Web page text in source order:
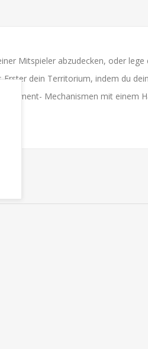
Mitspieler abzudecken, oder
dein Territorium, indem du
Mechanismen mit einem